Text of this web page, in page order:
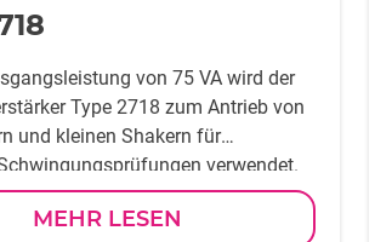
von 75 VA wird der
Type 2718 zum Antrieb von
und kleinen Shakern für
verwendet.
MEHR LESEN